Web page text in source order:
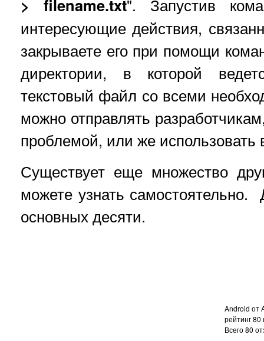
> filename.txt". Запустив
интересующие действия,
закрываете его при помощи
директории, в которой
текстовый файл со всеми
можно отправлять
проблемой, или же использовать
Существует еще множество
можете узнать самостоятельно.
основных десяти.
Android от
рейтинг80
Всего80